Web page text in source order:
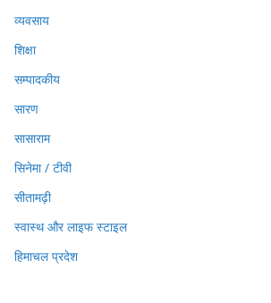
व्यवसाय
शिक्षा
सम्पादकीय
सारण
सासाराम
सिनेमा / टीवी
सीतामढ़ी
स्वास्थ और लाइफ स्टाइल
हिमाचल प्रदेश